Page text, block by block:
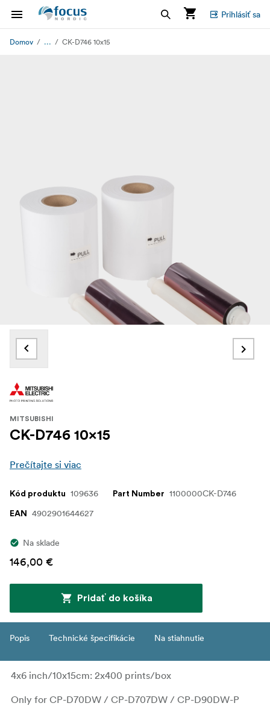
Prihlásiť sa
Domov ... CK-D746 10x15
MITSUBISHI
CK-D746 10x15
Prečítajte si viac
Kód produktu 109636 Part Number 1100000CK-D746
EAN 4902901644627
Na sklade
146,00 €
Pridať do košíka
Popis Technické špecifikácie Na stiahnutie
4x6 inch/10x15cm: 2x400 prints/box
Only for CP-D70DW / CP-D707DW / CP-D90DW-P